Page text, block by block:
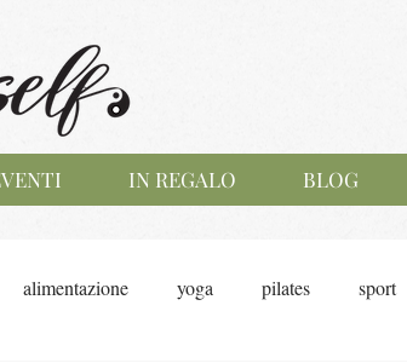
IN REGALO BLOG
alimentazione yoga pilates sport